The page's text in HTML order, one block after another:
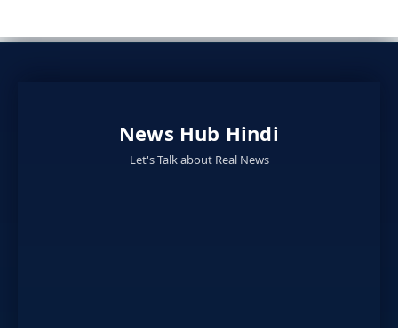
News Hub Hindi
Let's Talk about Real News